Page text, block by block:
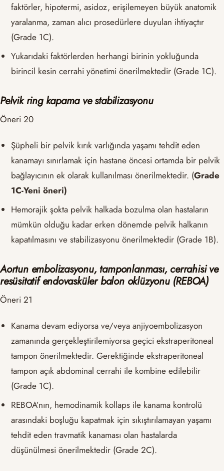
faktörler, hipotermi, asidoz, erişilemeyen büyük anatomik
yaralanma, zaman alıcı prosedürlere duyulan ihtiyaçtır
(Grade 1C).
Yukarıdaki faktörlerden herhangi birinin yokluğunda
birincil kesin cerrahi yönetimi önerilmektedir (Grade 1C).
Pelvik ring kapama ve stabilizasyonu
Öneri 20
Şüpheli bir pelvik kırık varlığında yaşamı tehdit eden
kanamayı sınırlamak için hastane öncesi ortamda bir pelvik
bağlayıcının ek olarak kullanılması önerilmektedir. (Grade
1C-Yeni öneri)
Hemorajik şokta pelvik halkada bozulma olan hastaların
mümkün olduğu kadar erken dönemde pelvik halkanın
kapatılmasını ve stabilizasyonu önerilmektedir (Grade 1B).
Aortun embolizasyonu, tamponlanması, cerrahisi ve
resüsitatif endovasküler balon oklüzyonu (REBOA)
Öneri 21
Kanama devam ediyorsa ve/veya anjiyoembolizasyon
zamanında gerçekleştirilemiyorsa geçici ekstraperitoneal
tampon önerilmektedir. Gerektiğinde ekstraperitoneal
tampon açık abdominal cerrahi ile kombine edilebilir
(Grade 1C).
REBOA’nın, hemodinamik kollaps ile kanama kontrolü
arasındaki boşluğu kapatmak için sıkıştırılamayan yaşamı
tehdit eden travmatik kanaması olan hastalarda
düşünülmesi önerilmektedir (Grade 2C).